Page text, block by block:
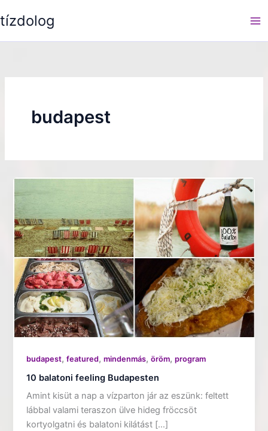
to
tízdolog
budapest
budapest,featured,mindenmás,öröm,program
10 balatoni feeling Budapesten
Amint kisüt a nap a vízparton jár az eszünk: feltett
lábbal valami teraszon ülve hideg fröccsöt
kortyolgatni és balatoni kilátást […]